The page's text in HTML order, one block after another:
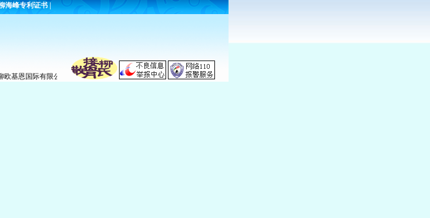
海峰专利证书 |
基恩国际有限公司创办 我们致力于骨科药品研发 为全球患者服务！